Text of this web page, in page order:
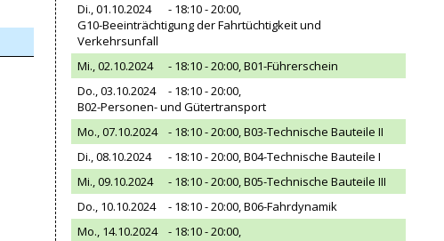
Di., 01.10.2024
- 18:10 - 20:00,
G10-Beeinträchtigung der Fahrtüchtigkeit und
Verkehrsunfall
Mi., 02.10.2024
- 18:10 - 20:00,B01-Führerschein
Do., 03.10.2024
- 18:10 - 20:00,
B02-Personen- und Gütertransport
Mo., 07.10.2024
- 18:10 - 20:00,B03-Technische Bauteile II
Di., 08.10.2024
- 18:10 - 20:00,B04-Technische Bauteile I
Mi., 09.10.2024
- 18:10 - 20:00,B05-Technische Bauteile III
Do., 10.10.2024
- 18:10 - 20:00,B06-Fahrdynamik
Mo., 14.10.2024
- 18:10 - 20:00,